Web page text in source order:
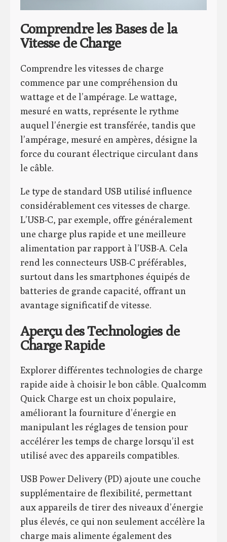
Comprendre les Bases de la
Vitesse de Charge
Comprendre les vitesses de charge
commence par une compréhension du
wattage et de l’ampérage. Le wattage,
mesuré en watts, représente le rythme
auquel l’énergie est transférée, tandis que
l’ampérage, mesuré en ampères, désigne la
force du courant électrique circulant dans
le câble.
Le type de standard USB utilisé influence
considérablement ces vitesses de charge.
L’USB-C, par exemple, offre généralement
une charge plus rapide et une meilleure
alimentation par rapport à l’USB-A. Cela
rend les connecteurs USB-C préférables,
surtout dans les smartphones équipés de
batteries de grande capacité, offrant un
avantage significatif de vitesse.
Aperçu des Technologies de
Charge Rapide
Explorer différentes technologies de charge
rapide aide à choisir le bon câble. Qualcomm
Quick Charge est un choix populaire,
améliorant la fourniture d’énergie en
manipulant les réglages de tension pour
accélérer les temps de charge lorsqu’il est
utilisé avec des appareils compatibles.
USB Power Delivery (PD) ajoute une couche
supplémentaire de flexibilité, permettant
aux appareils de tirer des niveaux d’énergie
plus élevés, ce qui non seulement accélère la
charge mais alimente également des